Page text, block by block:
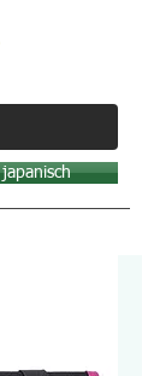
japanisch